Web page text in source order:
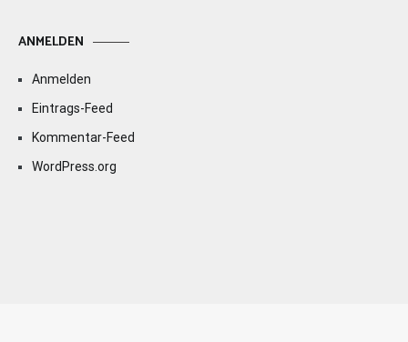
ANMELDEN
Anmelden
Eintrags-Feed
Kommentar-Feed
WordPress.org